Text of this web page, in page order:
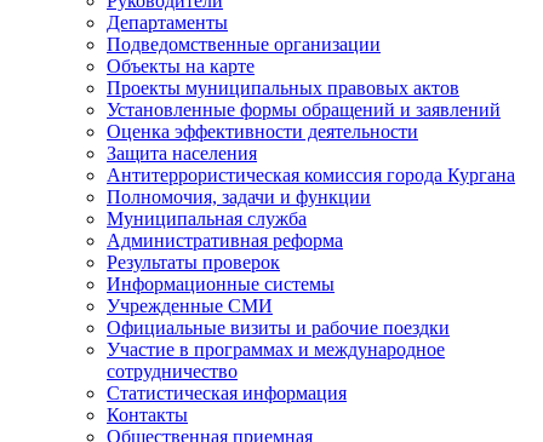
Департаменты
Подведомственные организации
Объекты на карте
Проекты муниципальных правовых актов
Установленные формы обращений и заявлений
Оценка эффективности деятельности
Защита населения
Антитеррористическая комиссия города Кургана
Полномочия, задачи и функции
Муниципальная служба
Административная реформа
Результаты проверок
Информационные системы
Учрежденные СМИ
Официальные визиты и рабочие поездки
Участие в программах и международное
сотрудничество
Статистическая информация
Контакты
Общественная приемная